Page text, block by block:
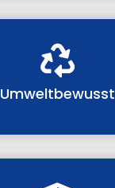
Umweltbewusst